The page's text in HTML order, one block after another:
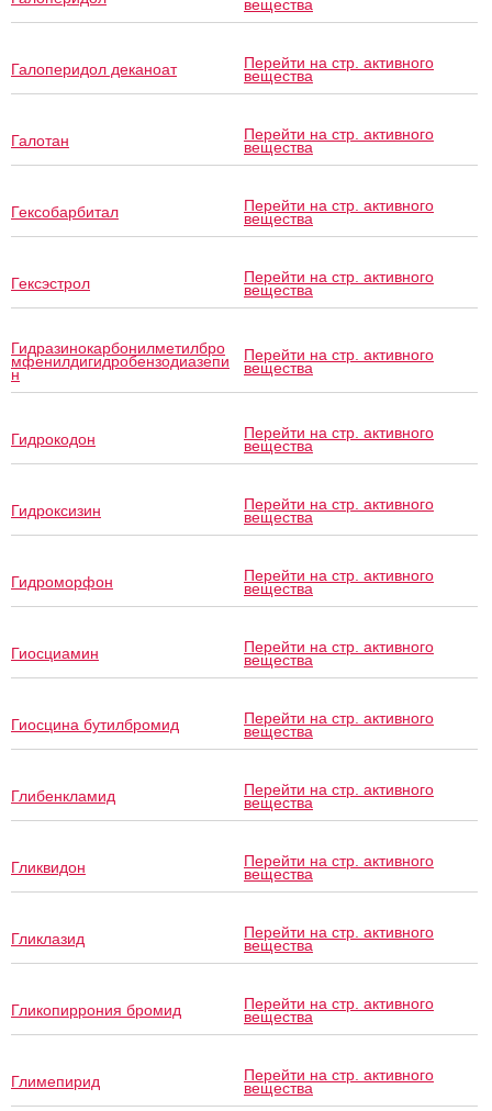
вещества
Галоперидол деканоат Перейти на стр. активного
вещества
Галотан Перейти на стр. активного
вещества
Гексобарбитал Перейти на стр. активного
вещества
Гексэстрол Перейти на стр. активного
вещества
Гидразинокарбонилметилбро
мфенилдигидробензодиазепи
н
Перейти на стр. активного
вещества
Гидрокодон Перейти на стр. активного
вещества
Гидроксизин Перейти на стр. активного
вещества
Гидроморфон Перейти на стр. активного
вещества
Гиосциамин Перейти на стр. активного
вещества
Гиосцина бутилбромид Перейти на стр. активного
вещества
Глибенкламид Перейти на стр. активного
вещества
Гликвидон Перейти на стр. активного
вещества
Гликлазид Перейти на стр. активного
вещества
Гликопиррония бромид Перейти на стр. активного
вещества
Глимепирид Перейти на стр. активного
вещества